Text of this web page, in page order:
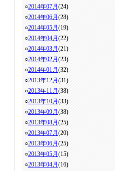
○2014年07月 (24)
○2014年06月 (28)
○2014年05月 (19)
○2014年04月 (22)
○2014年03月 (21)
○2014年02月 (23)
○2014年01月 (32)
○2013年12月 (31)
○2013年11月 (38)
○2013年10月 (33)
○2013年09月 (38)
○2013年08月 (25)
○2013年07月 (20)
○2013年06月 (25)
○2013年05月 (15)
○2013年04月 (16)